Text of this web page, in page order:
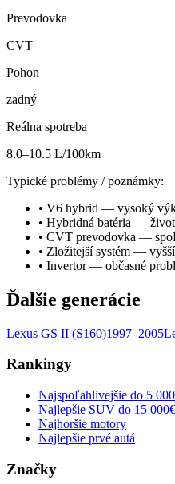
Prevodovka
CVT
Pohon
zadný
Reálna spotreba
8.0–10.5 L/100km
Typické problémy / poznámky:
• V6 hybrid — vysoký
• Hybridná batéria —
• CVT prevodovka —
• Zložitejší systém —
• Invertor — občasné
Ďalšie generácie
Lexus GS II (S160)1997–2005
Rankingy
Najspoľahlivejšie do 5
Najlepšie SUV do 15 000€
Najhoršie motory
Najlepšie prvé autá
Značky